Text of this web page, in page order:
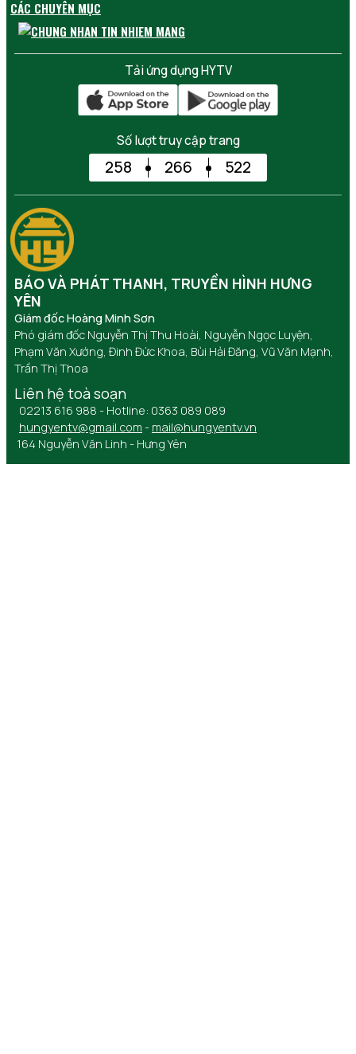
CÁC CHUYÊN MỤC
Tải ứng dụng HYTV
Số lượt truy cập trang
258 266 522
BÁO VÀ PHÁT THANH, TRUYỀN HÌNH HƯNG
YÊN
Giám đốc Hoàng Minh Sơn
Phó giám đốc Nguyễn Thị Thu Hoài, Nguyễn Ngọc Luyện,
Phạm Văn Xướng, Đinh Đức Khoa, Bùi Hải Đăng, Vũ Văn Mạnh,
Trần Thị Thoa
Liên hệ toà soạn
02213 616 988 - Hotline: 0363 089 089
hungyentv@gmail.com - mail@hungyentv.vn
164 Nguyễn Văn Linh - Hưng Yên